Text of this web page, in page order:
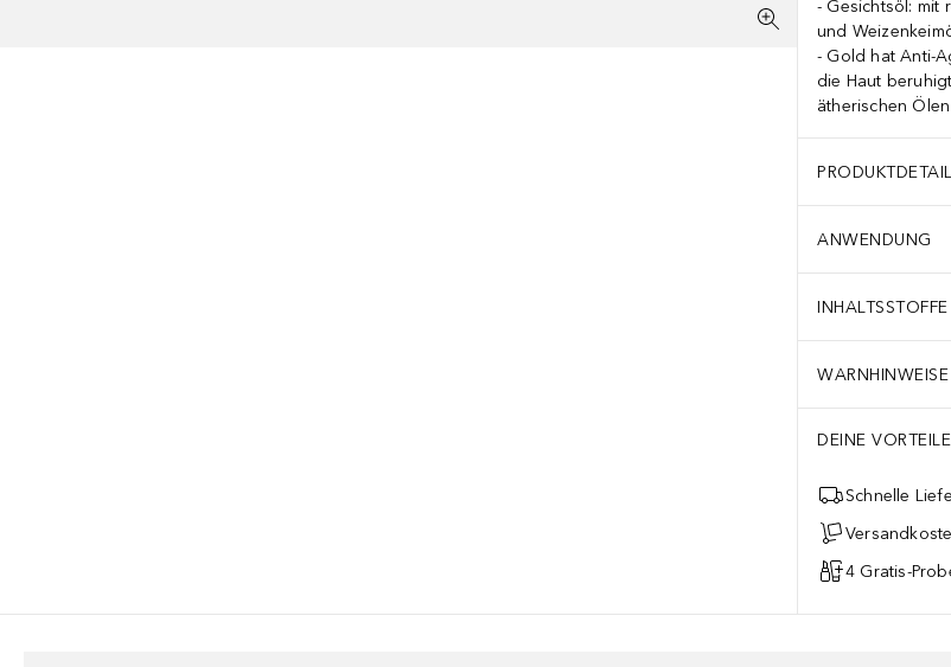
Gesichtsöl: mit
und
Gold hat Anti-
die Haut
ätherischen
ANWENDUNG
INHALTSSTOFFE
WARNHINWEISE
DEINE VORTEILE
Schnelle
4 Gratis-